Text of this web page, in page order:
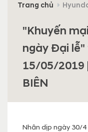
Trang chủ
"Khuyến
ngày Đại
15/05/2019
BIÊN
Nhân dịp ngày 30/